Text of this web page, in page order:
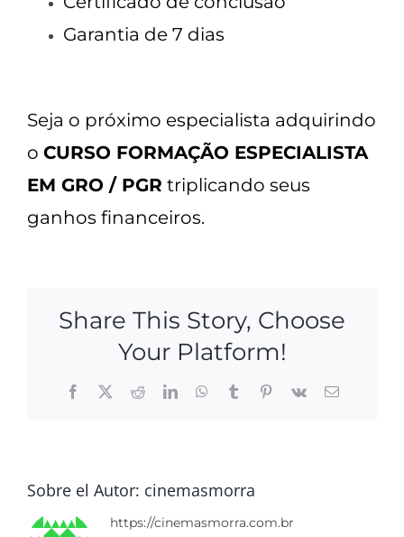
Garantia de 7 dias
Seja o próximo especialista adquirindo
o CURSO FORMAÇÃO ESPECIALISTA
EM GRO / PGR triplicando seus
ganhos financeiros.
Share This Story, Choose
Your Platform!
Facebook
X RedditLinkedInWhatsApp
TumblrPinterest
Vk
Correo
Sobre el Autor: cinemasmorra
https://cinemasmorra.com.br